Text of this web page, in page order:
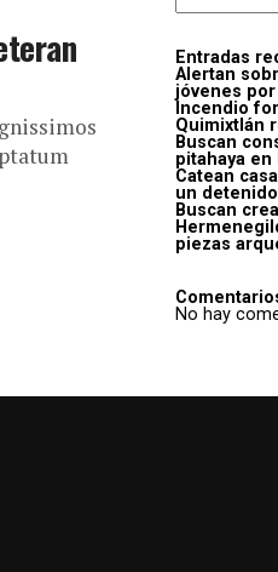
Entradas
Alertan
jóvenes
Incendio
Quimixtlán
Buscan
pitahaya
Catean
un detenido
Buscan
piezas
No hay